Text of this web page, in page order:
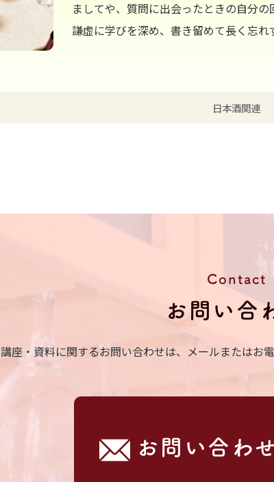
ましてや、質問に出会ったときの自分
謙虚に学びを深め、書き留めて長く忘
日本酒関連
Contact
お問い合
講座・資料に関するお問い合わせは、メールまたはお
お問い合わ